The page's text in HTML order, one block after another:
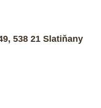
538 21 Slatiňany